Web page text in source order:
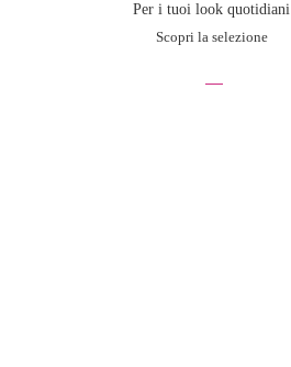
Per i tuoi look quotidiani
Scopri la selezione